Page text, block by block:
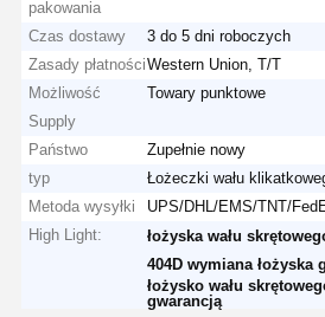
pakowania
Czas dostawy
3 do 5 dni roboczych
Zasady płatnościWestern Union, T/T
Możliwość
Supply
Towary punktowe
Państwo
Zupełnie nowy
typ
Łożeczki wału
Metoda wysyłki
UPS/DHL/EMS/TNT/
High Light:
łożyska wału
404D wymiana łożyska
łożysko wału
gwarancją